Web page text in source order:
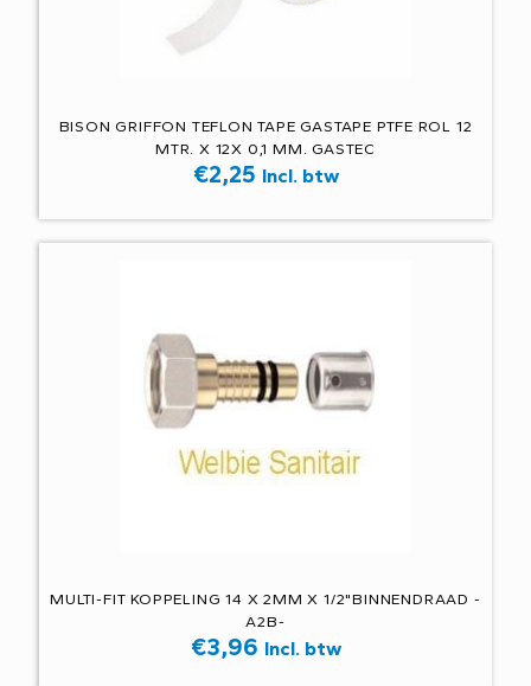
BISON GRIFFON TEFLON TAPE GASTAPE PTFE ROL 12
MTR. X 12X 0,1 MM. GASTEC
€2,25 Incl. btw
MULTI-FIT KOPPELING 14 X 2MM X 1/2"BINNENDRAAD -
A2B-
€3,96 Incl. btw